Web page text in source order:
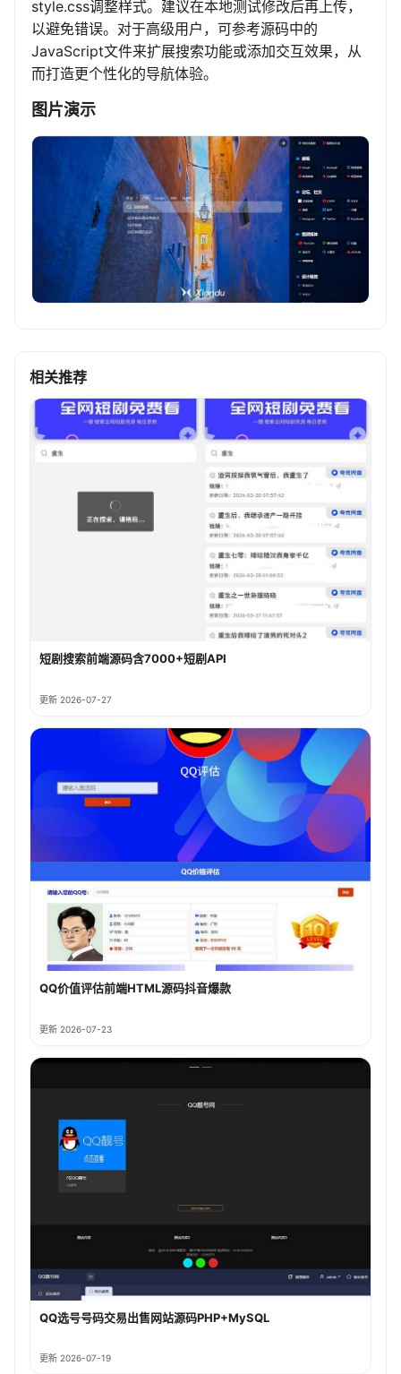
style.css调整样式。建议在本地测试修改后再上传，
以避免错误。对于高级用户，可参考源码中的
JavaScript文件来扩展搜索功能或添加交互效果，从
而打造更个性化的导航体验。
图片演示
相关推荐
短剧搜索前端源码含7000+短剧API
更新 2026-07-27
QQ价值评估前端HTML源码抖音爆款
更新 2026-07-23
QQ选号号码交易出售网站源码PHP+MySQL
更新 2026-07-19